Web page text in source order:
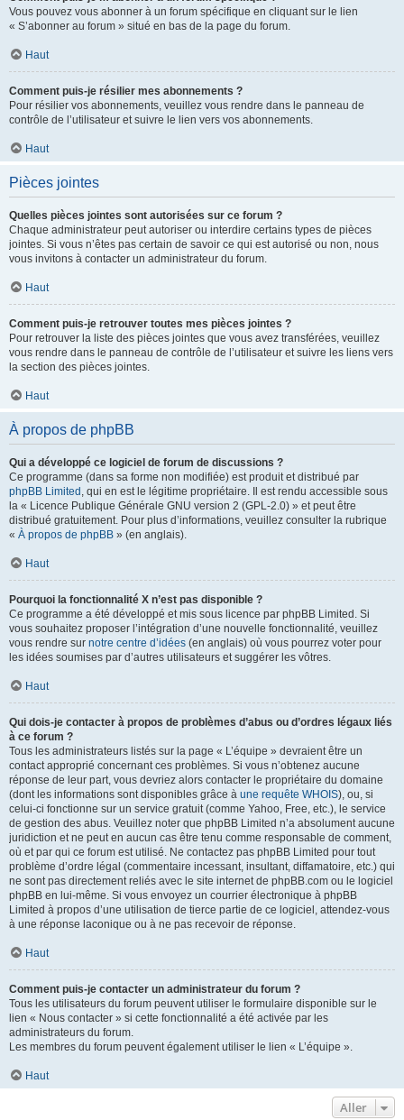
Vous pouvez vous abonner à un forum spécifique en cliquant sur le lien
« S’abonner au forum » situé en bas de la page du forum.
Haut
Comment puis-je résilier mes abonnements ?
Pour résilier vos abonnements, veuillez vous rendre dans le panneau de
contrôle de l’utilisateur et suivre le lien vers vos abonnements.
Haut
Pièces jointes
Quelles pièces jointes sont autorisées sur ce forum ?
Chaque administrateur peut autoriser ou interdire certains types de pièces
jointes. Si vous n’êtes pas certain de savoir ce qui est autorisé ou non, nous
vous invitons à contacter un administrateur du forum.
Haut
Comment puis-je retrouver toutes mes pièces jointes ?
Pour retrouver la liste des pièces jointes que vous avez transférées, veuillez
vous rendre dans le panneau de contrôle de l’utilisateur et suivre les liens vers
la section des pièces jointes.
Haut
À propos de phpBB
Qui a développé ce logiciel de forum de discussions ?
Ce programme (dans sa forme non modifiée) est produit et distribué par
phpBB Limited , qui en est le légitime propriétaire. Il est rendu accessible sous
la « Licence Publique Générale GNU version 2 (GPL-2.0) » et peut être
distribué gratuitement. Pour plus d’informations, veuillez consulter la rubrique
« À propos de phpBB » (en anglais).
Haut
Pourquoi la fonctionnalité X n’est pas disponible ?
Ce programme a été développé et mis sous licence par phpBB Limited. Si
vous souhaitez proposer l’intégration d’une nouvelle fonctionnalité, veuillez
vous rendre sur notre centre d’idées (en anglais) où vous pourrez voter pour
les idées soumises par d’autres utilisateurs et suggérer les vôtres.
Haut
Qui dois-je contacter à propos de problèmes d’abus ou d’ordres légaux liés
à ce forum ?
Tous les administrateurs listés sur la page « L’équipe » devraient être un
contact approprié concernant ces problèmes. Si vous n’obtenez aucune
réponse de leur part, vous devriez alors contacter le propriétaire du domaine
(dont les informations sont disponibles grâce à une requête WHOIS), ou, si
celui-ci fonctionne sur un service gratuit (comme Yahoo, Free, etc.), le service
de gestion des abus. Veuillez noter que phpBB Limited n’a absolument aucune
juridiction et ne peut en aucun cas être tenu comme responsable de comment,
où et par qui ce forum est utilisé. Ne contactez pas phpBB Limited pour tout
problème d’ordre légal (commentaire incessant, insultant, diffamatoire, etc.) qui
ne sont pas directement reliés avec le site internet de phpBB.com ou le logiciel
phpBB en lui-même. Si vous envoyez un courrier électronique à phpBB
Limited à propos d’une utilisation de tierce partie de ce logiciel, attendez-vous
à une réponse laconique ou à ne pas recevoir de réponse.
Haut
Comment puis-je contacter un administrateur du forum ?
Tous les utilisateurs du forum peuvent utiliser le formulaire disponible sur le
lien « Nous contacter » si cette fonctionnalité a été activée par les
administrateurs du forum.
Les membres du forum peuvent également utiliser le lien « L’équipe ».
Haut
Aller